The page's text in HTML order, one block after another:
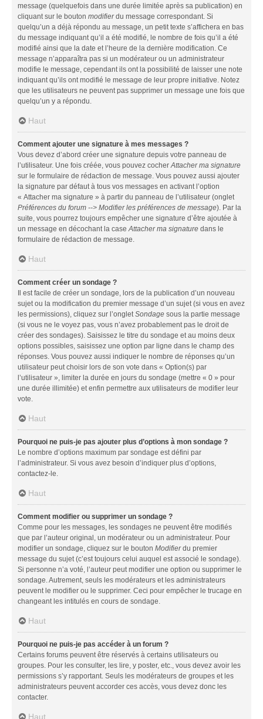
message (quelquefois dans une durée limitée après sa publication) en
cliquant sur le bouton modifierdu message correspondant. Si
quelqu’un a déjà répondu au message, un petit texte s’affichera en bas
du message indiquant qu’il a été modifié, le nombre de fois qu’il a été
modifié ainsi que la date et l’heure de la dernière modification. Ce
message n’apparaîtra pas si un modérateur ou un administrateur
modifie le message, cependant ils ont la possibilité de laisser une note
indiquant qu’ils ont modifié le message de leur propre initiative. Notez
que les utilisateurs ne peuvent pas supprimer un message une fois que
quelqu’un y a répondu.
Haut
Comment ajouter une signature à mes messages ?
Vous devez d’abord créer une signature depuis votre panneau de
l’utilisateur. Une fois créée, vous pouvez cocherAttacher ma signature
sur le formulaire de rédaction de message. Vous pouvez aussi ajouter
la signature par défaut à tous vos messages en activant l’option
« Attacher ma signature » à partir du panneau de l’utilisateur (onglet
Préférences du forum --> Modifier les préférences de message). Par la
suite, vous pourrez toujours empêcher une signature d’être ajoutée à
un message en décochant la caseAttacher ma signature dans le
formulaire de rédaction de message.
Haut
Comment créer un sondage ?
Il est facile de créer un sondage, lors de la publication d’un nouveau
sujet ou la modification du premier message d’un sujet (si vous en avez
les permissions), cliquez sur l’ongletSondage sous la partie message
(si vous ne le voyez pas, vous n’avez probablement pas le droit de
créer des sondages). Saisissez le titre du sondage et au moins deux
options possibles, saisissez une option par ligne dans le champ des
réponses. Vous pouvez aussi indiquer le nombre de réponses qu’un
utilisateur peut choisir lors de son vote dans « Option(s) par
l’utilisateur », limiter la durée en jours du sondage (mettre « 0 » pour
une durée illimitée) et enfin permettre aux utilisateurs de modifier leur
vote.
Haut
Pourquoi ne puis-je pas ajouter plus d’options à mon sondage ?
Le nombre d’options maximum par sondage est défini par
l’administrateur. Si vous avez besoin d’indiquer plus d’options,
contactez-le.
Haut
Comment modifier ou supprimer un sondage ?
Comme pour les messages, les sondages ne peuvent être modifiés
que par l’auteur original, un modérateur ou un administrateur. Pour
modifier un sondage, cliquez sur le bouton Modifierdu premier
message du sujet (c’est toujours celui auquel est associé le sondage).
Si personne n’a voté, l’auteur peut modifier une option ou supprimer le
sondage. Autrement, seuls les modérateurs et les administrateurs
peuvent le modifier ou le supprimer. Ceci pour empêcher le trucage en
changeant les intitulés en cours de sondage.
Haut
Pourquoi ne puis-je pas accéder à un forum ?
Certains forums peuvent être réservés à certains utilisateurs ou
groupes. Pour les consulter, les lire, y poster, etc., vous devez avoir les
permissions s’y rapportant. Seuls les modérateurs de groupes et les
administrateurs peuvent accorder ces accès, vous devez donc les
contacter.
Haut